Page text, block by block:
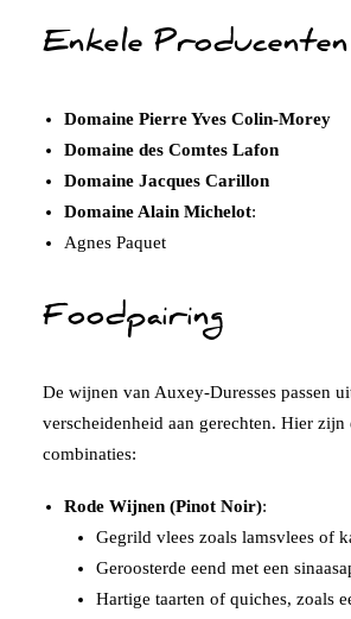
Enkele Producenten
Domaine Pierre Yves Colin-Morey
Domaine des Comtes Lafon
Domaine Jacques Carillon
Domaine Alain Michelot:
Agnes Paquet
Foodpairing
De wijnen van Auxey-Duresses passen
verscheidenheid aan gerechten. Hier zijn
combinaties:
Rode Wijnen (Pinot Noir):
Gegrild vlees zoals lamsvlees of
Geroosterde eend met een
Hartige taarten of quiches, zoals